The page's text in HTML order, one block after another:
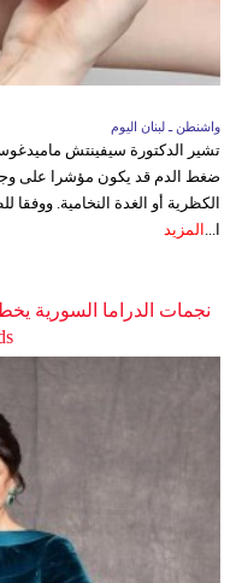
واشنطن ـ لبنان اليوم
تشير الدكتورة سيفينتش
ضغط الدم قد يكون مؤشرا على
الكظرية أو الغدة النخامية. ووفقا
ا...
المزيد
نجمات الدراما السورية